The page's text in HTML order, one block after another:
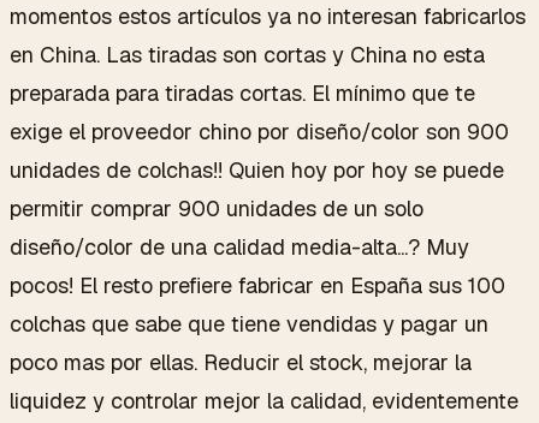
momentos estos artículos ya no interesan fabricarlos
en China. Las tiradas son cortas y China no esta
preparada para tiradas cortas. El mínimo que te
exige el proveedor chino por diseño/color son 900
unidades de colchas!! Quien hoy por hoy se puede
permitir comprar 900 unidades de un solo
diseño/color de una calidad media-alta...? Muy
pocos! El resto prefiere fabricar en España sus 100
colchas que sabe que tiene vendidas y pagar un
poco mas por ellas. Reducir el stock, mejorar la
liquidez y controlar mejor la calidad, evidentemente